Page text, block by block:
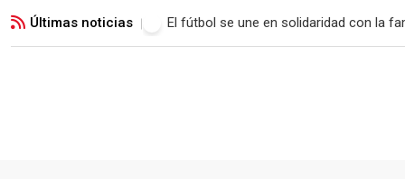
Últimas noticias Malacateco rescata un empate con